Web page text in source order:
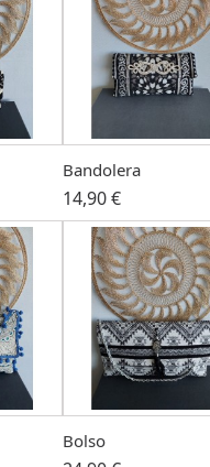
Bandolera
14,90 €
Bolso